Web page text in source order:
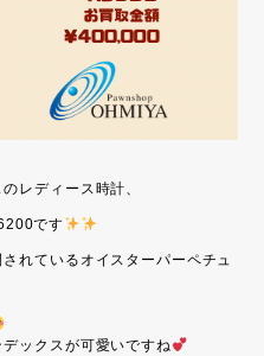
レディース時計、
です
れているオイスターパーペチュ
ックスが可愛いですね